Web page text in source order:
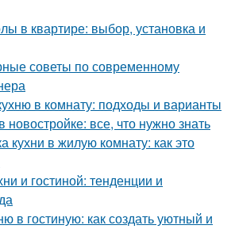
в квартире: выбор, установка и
советы по современному
в комнату: подходы и варианты
новостройке: все, что нужно знать
кухни в жилую комнату: как это
и гостиной: тенденции и
в гостиную: как создать уютный и